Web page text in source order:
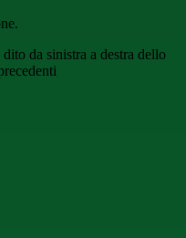
da sinistra a destra dello